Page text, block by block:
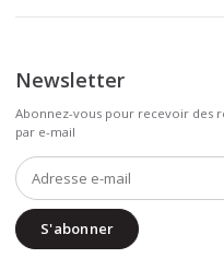
Newsletter
Abonnez-vous pour recevoir des
par e-mail
S'abonner